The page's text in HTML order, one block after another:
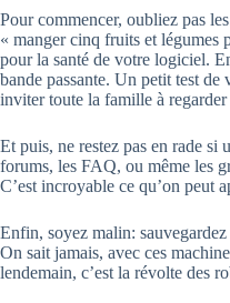
Pour commencer, oubliez pas
« manger cinq fruits et légumes
pour la santé de votre logiciel.
bande passante. Un petit test de
inviter toute la famille à
Et puis, ne restez pas en rade
forums, les FAQ, ou même les
C’est incroyable ce qu’on peut
Enfin, soyez malin:
On sait jamais, avec ces
lendemain, c’est la révolte des